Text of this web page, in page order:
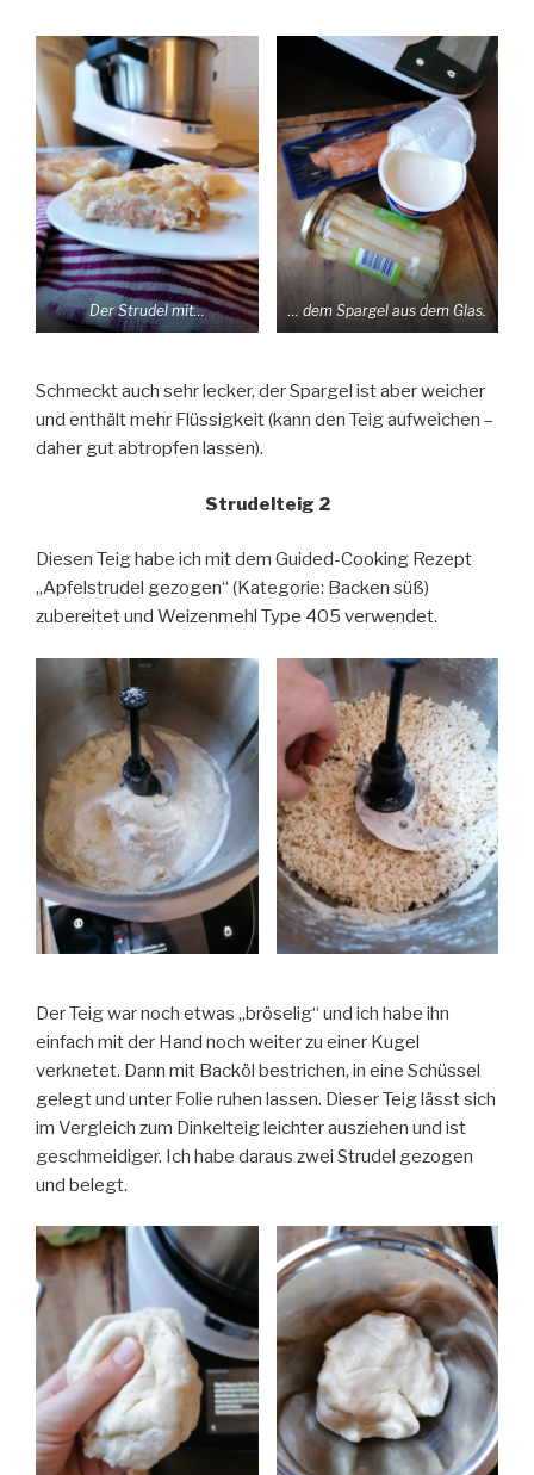
Der Strudel mit… … dem Spargel aus dem Glas.
Schmeckt auch sehr lecker, der Spargel ist aber weicher
und enthält mehr Flüssigkeit (kann den Teig aufweichen –
daher gut abtropfen lassen).
Strudelteig 2
Diesen Teig habe ich mit dem Guided-Cooking Rezept
„Apfelstrudel gezogen“ (Kategorie: Backen süß)
zubereitet und Weizenmehl Type 405 verwendet.
Der Teig war noch etwas „bröselig“ und ich habe ihn
einfach mit der Hand noch weiter zu einer Kugel
verknetet. Dann mit Backöl bestrichen, in eine Schüssel
gelegt und unter Folie ruhen lassen. Dieser Teig lässt sich
im Vergleich zum Dinkelteig leichter ausziehen und ist
geschmeidiger. Ich habe daraus zwei Strudel gezogen
und belegt.